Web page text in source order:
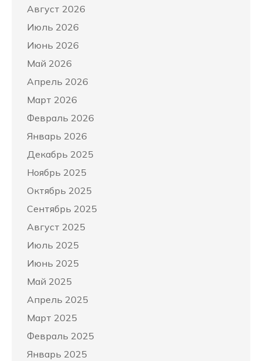
Август 2026
Июль 2026
Июнь 2026
Май 2026
Апрель 2026
Март 2026
Февраль 2026
Январь 2026
Декабрь 2025
Ноябрь 2025
Октябрь 2025
Сентябрь 2025
Август 2025
Июль 2025
Июнь 2025
Май 2025
Апрель 2025
Март 2025
Февраль 2025
Январь 2025